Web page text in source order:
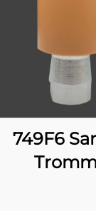
749F6